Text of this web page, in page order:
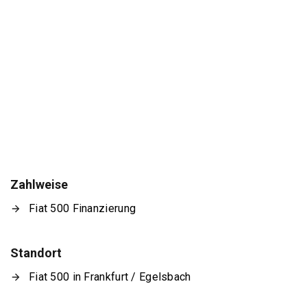
Zahlweise
Fiat 500 Finanzierung
Standort
Fiat 500 in Frankfurt / Egelsbach